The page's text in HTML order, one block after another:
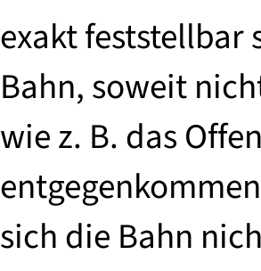
exakt feststellbar
Bahn, soweit
wie z. B. das
sich die Bahn